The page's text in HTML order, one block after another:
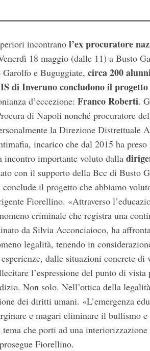
incontrano l’ex procuratore
18 maggio (dalle 11) a Busto
e Buguggiate, circa 200
di Inveruno concludono il
d’eccezione: Franco Roberti.
di Napoli nonché procuratore
la Direzione Distrettuale
incarico che dal 2015 ha
incontro importante voluto dalla
con il supporto della Bcc di Busto
conclude il progetto che abbiamo
Fiorellino. «Attraverso
criminale che registra una
da Silvia Acconciaioco, ha
legalità, tenendo in
dalle situazioni concrete
l’espressione del punto di
Non solo. Nell’ottica della
dei diritti umani. «L’emergenza
e magari eliminare il bullismo
che porti ad una
Fiorellino.